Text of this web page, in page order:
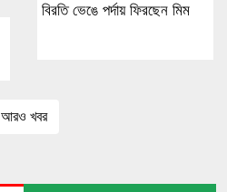
বিরতি ভেঙে পর্দায় ফিরছেন মিম
আরও খবর